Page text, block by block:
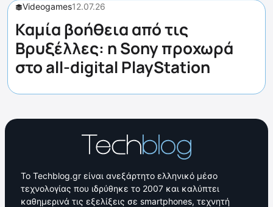
Videogames12.07.26
Καμία βοήθεια από τις
Βρυξέλλες: η Sony προχωρά
στο all-digital PlayStation
Το Techblog.gr είναι ανεξάρτητο ελληνικό μέσο
τεχνολογίας που ιδρύθηκε το 2007 και καλύπτει
καθημερινά τις εξελίξεις σε smartphones, τεχνητή